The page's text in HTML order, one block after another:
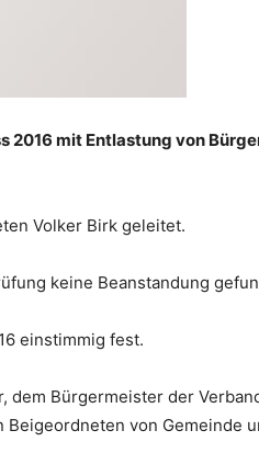
2016 mit Entlastung von
Volker Birk geleitet.
keine Beanstandung
einstimmig fest.
dem Bürgermeister der
von Gemeinde